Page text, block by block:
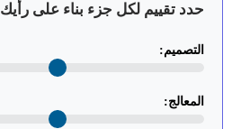
حدد تقييم لكل جزء بناء على رأيك
التصميم:
المعالج: